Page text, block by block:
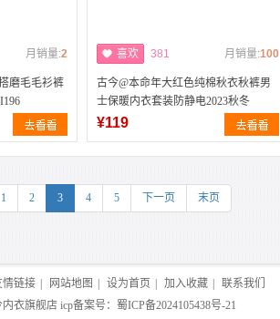
月销量:2
磨毛毛衫裤
喜欢 381 月销量:100
古今@本命年大红色纯棉秋衣秋裤男
士保暖内衣套装防静电2023秋冬
¥119
1 2 3 4 5 下一页 末页
情链接 网站地图 设为首页 加入收藏
联系我们
内衣旗舰店icp备案号： 蜀ICP备2024105438号-21